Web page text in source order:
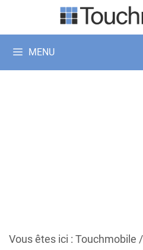
MENU
Vous êtes ici : Touchmobile /